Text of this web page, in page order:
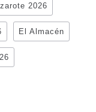
2026
El Almacén